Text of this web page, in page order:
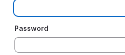
Password